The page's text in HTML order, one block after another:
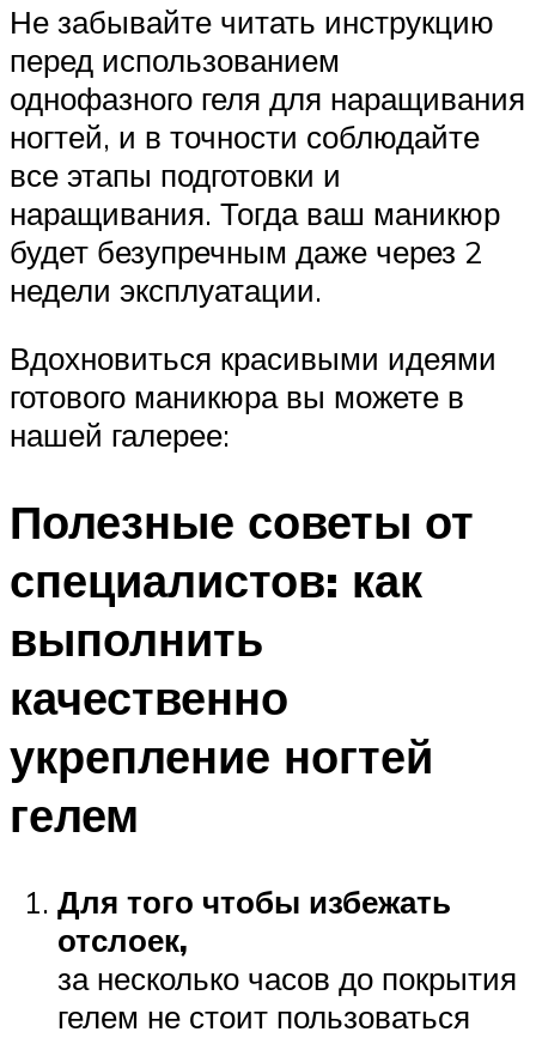
Не забывайте читать инструкцию
перед использованием
однофазного геля для наращивания
ногтей, и в точности соблюдайте
все этапы подготовки и
наращивания. Тогда ваш маникюр
будет безупречным даже через 2
недели эксплуатации.
Вдохновиться красивыми идеями
готового маникюра вы можете в
нашей галерее:
Полезные советы от
специалистов: как
выполнить
качественно
укрепление ногтей
гелем
Для того чтобы избежать
отслоек,
за несколько часов до покрытия
гелем не стоит пользоваться